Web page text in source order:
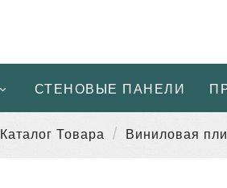
СТЕНОВЫЕ ПАНЕЛИ
Каталог Товара Виниловая